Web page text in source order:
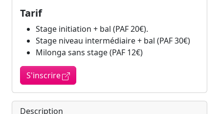
Tarif
Stage initiation + bal (PAF 20€).
Stage niveau intermédiaire + bal (PAF 30€)
Milonga sans stage (PAF 12€)
S'inscrire
Description